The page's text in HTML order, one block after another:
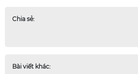
Chia sẻ:
Bài viết khác: